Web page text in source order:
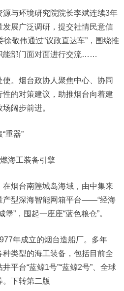
与环境研究院院长李斌连续3年
展广泛调研，提交社情民意信
敬伟通过“议政直达车”，围绕推
能部门面对面进行交流……
。烟台政协人聚焦中心、协同
的对策建议，助推烟台向着建
阔步前进。
重器”
海工装备引擎
烟台南隍城岛海域，由中集来
产型深海智能网箱平台——“经海
”，囤起一座座“蓝色粮仓”。
年成立的烟台造船厂。多年
类型的海工装备，包括目前全
平台“蓝鲸1号”“蓝鲸2号”、全球
下转第二版